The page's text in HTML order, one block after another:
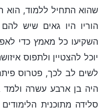
שהוא התחיל ללמוד, הוא
הוריו היו גאים שיש
השקיעו כל מאמץ כדי
יוכל להצטיין ולתפוס
לשים לב לכך, פטרוס
היה בן ארבע עשרה
סלידה מתוכנית